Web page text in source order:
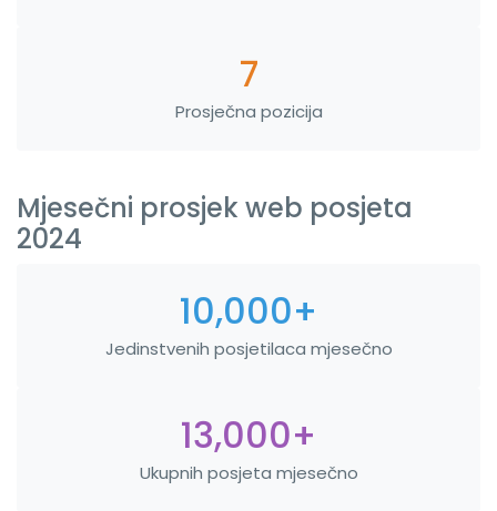
7
Prosječna pozicija
Mjesečni prosjek web posjeta
2024
10,000+
Jedinstvenih posjetilaca mjesečno
13,000+
Ukupnih posjeta mjesečno